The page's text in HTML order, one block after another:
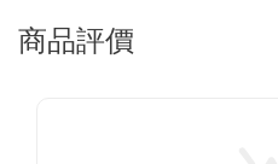
商品評價